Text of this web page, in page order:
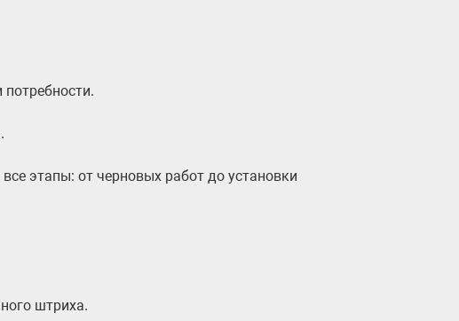
этапы: от черновых работ до установки
штриха.